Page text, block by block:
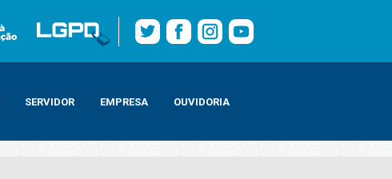
SERVIDOR EMPRESA OUVIDORIA